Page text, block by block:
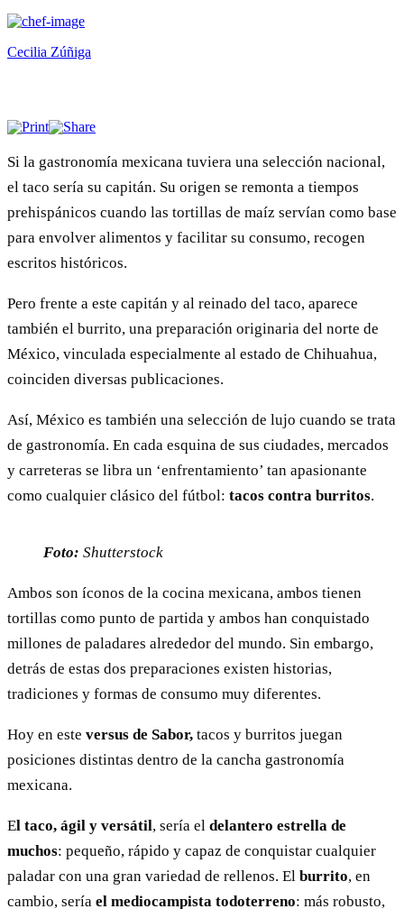
Cecilia Zúñiga
Si la gastronomía mexicana tuviera una selección nacional,
el taco sería su capitán. Su origen se remonta a tiempos
prehispánicos cuando las tortillas de maíz servían como base
para envolver alimentos y facilitar su consumo, recogen
escritos históricos.
Pero frente a este capitán y al reinado del taco, aparece
también el burrito, una preparación originaria del norte de
México, vinculada especialmente al estado de Chihuahua,
coinciden diversas publicaciones.
Así, México es también una selección de lujo cuando se trata
de gastronomía. En cada esquina de sus ciudades, mercados
y carreteras se libra un ‘enfrentamiento’ tan apasionante
como cualquier clásico del fútbol: tacos contra burritos.
Foto: Shutterstock
Ambos son íconos de la cocina mexicana, ambos tienen
tortillas como punto de partida y ambos han conquistado
millones de paladares alrededor del mundo. Sin embargo,
detrás de estas dos preparaciones existen historias,
tradiciones y formas de consumo muy diferentes.
Hoy en este versus de Sabor, tacos y burritos juegan
posiciones distintas dentro de la cancha gastronomía
mexicana.
El taco, ágil y versátil, sería el delantero estrella de
muchos: pequeño, rápido y capaz de conquistar cualquier
paladar con una gran variedad de rellenos. El burrito, en
cambio, sería el mediocampista todoterreno: más robusto,